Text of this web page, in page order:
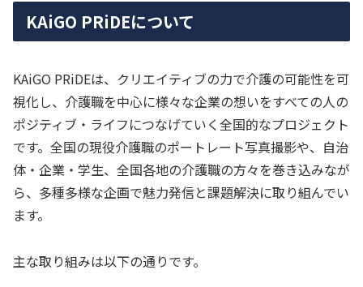
KAiGO PRiDEについて
KAiGO PRiDEは、クリエイティブの力で介護の可能性を可
視化し、介護職を中心に様々な企業の想いをすべての人の
ポジティブ・ライフにつなげていく全国的なプロジェクト
です。全国の現役介護職のポートレート写真撮影や、自治
体・企業・学生、全国各地の介護職の方々を巻き込みなが
ら、多種多様な企画で魅力発信と課題解決に取り組んでい
ます。
主な取り組みは以下の通りです。